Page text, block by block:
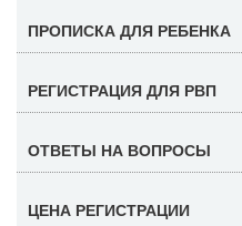
ПРОПИСКА ДЛЯ РЕБЕНКА
РЕГИСТРАЦИЯ ДЛЯ РВП
ОТВЕТЫ НА ВОПРОСЫ
ЦЕНА РЕГИСТРАЦИИ